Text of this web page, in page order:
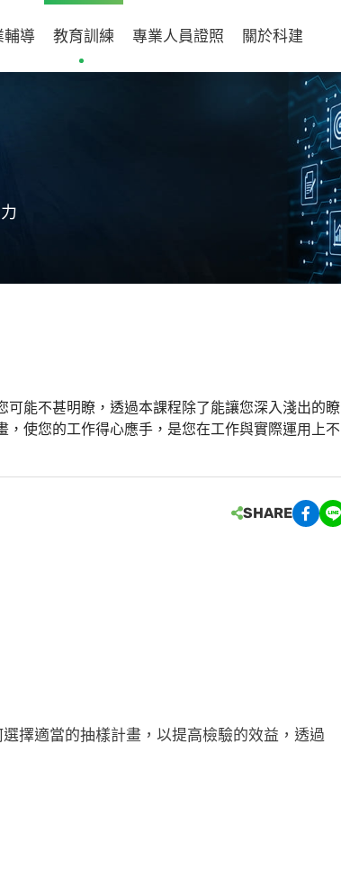
輔導 教育訓練 專業人員證照 關於科建
能不甚明瞭，透過本課程除了能讓您深入淺出的瞭
使您的工作得心應手，是您在工作與實際運用上不
SHARE
擇適當的抽樣計畫，以提高檢驗的效益，透過